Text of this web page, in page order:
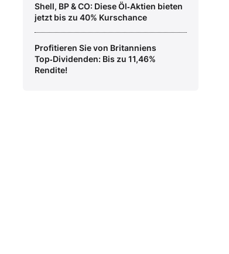
Shell, BP & CO: Diese Öl‑Aktien bieten
jetzt bis zu 40% Kurschance
Profitieren Sie von Britanniens
Top‑Dividenden: Bis zu 11,46%
Rendite!